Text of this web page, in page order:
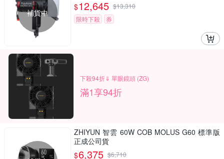
補貨中
$12,645 $13,310
限時下殺
券
下殺94折⇓ 單眼鏡頭 (ZG)
滿1享94折
ZHIYUN 智雲 60W COB MOLUS G60 標準版
正成公司貨
$6,375 $6,710